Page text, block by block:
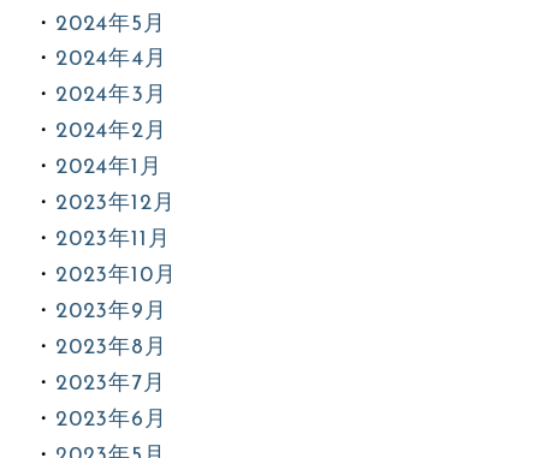
2024年5月
2024年4月
2024年3月
2024年2月
2024年1月
2023年12月
2023年11月
2023年10月
2023年9月
2023年8月
2023年7月
2023年6月